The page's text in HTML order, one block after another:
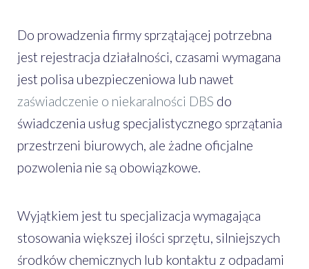
Do prowadzenia firmy sprzątającej potrzebna
jest rejestracja działalności, czasami wymagana
jest polisa ubezpieczeniowa lub nawet
zaświadczenie o niekaralności DBS do
świadczenia usług specjalistycznego sprzątania
przestrzeni biurowych, ale żadne oficjalne
pozwolenia nie są obowiązkowe.
Wyjątkiem jest tu specjalizacja wymagająca
stosowania większej ilości sprzętu, silniejszych
środków chemicznych lub kontaktu z odpadami